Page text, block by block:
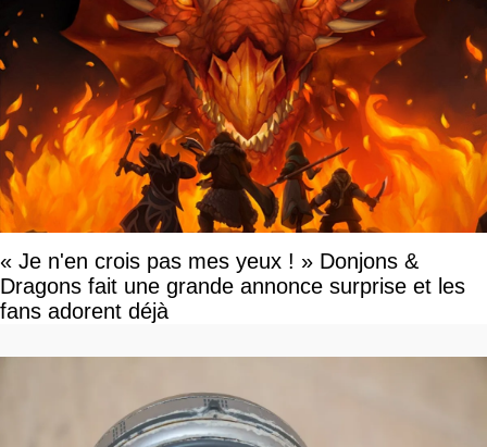
« Je n'en crois pas mes yeux ! » Donjons &
Dragons fait une grande annonce surprise et les
fans adorent déjà